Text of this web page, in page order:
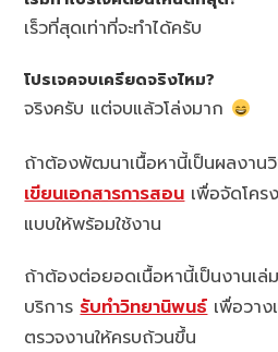
เร็วที่สุดเท่าที่จะทำได้ครับ
โปรเจคจบเครียดจริงไหม?
จริงครับ แต่จบแล้วโล่งมาก
ถ้าต้องพัฒนาเนื้อหานี้เป็นผลงาน
เขียนเอกสารการสอนเพื่อจัดโคร
แบบให้พร้อมใช้งาน
ถ้าต้องต่อยอดเนื้อหานี้เป็นงานเ
บริการรับทำวิทยานิพนธ์เพื่อวาง
ตรวจงานให้ครบถ้วนขึ้น